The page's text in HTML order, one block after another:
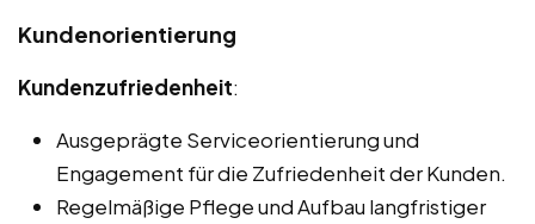
Kundenorientierung
Kundenzufriedenheit:
Ausgeprägte Serviceorientierung und
Engagement für die Zufriedenheit der Kunden.
Regelmäßige Pflege und Aufbau langfristiger